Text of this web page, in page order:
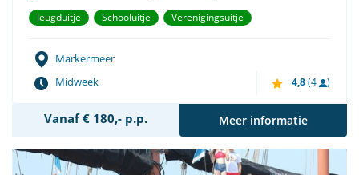
Jeugduitje Schooluitje Verenigingsuitje
Markermeer
Midweek
4,8(4 )
Vanaf € 180,- p.p. Meer informatie